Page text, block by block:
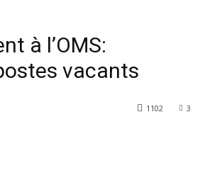
à l’OMS:
vacants
3
1102